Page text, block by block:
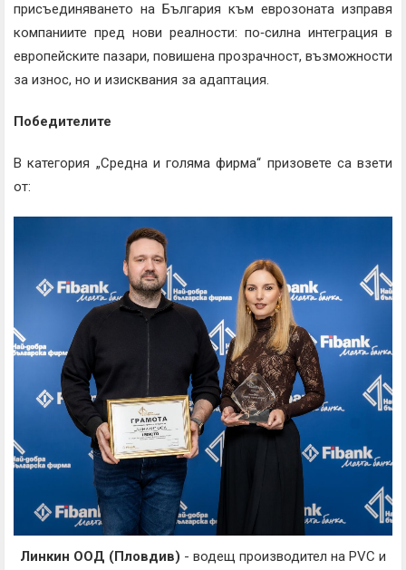
присъединяването на България към еврозоната изправя
компаниите пред нови реалности: по‑силна интеграция в
европейските пазари, повишена прозрачност, възможности
за износ, но и изисквания за адаптация.
Победителите
В категория „Средна и голяма фирма“ призовете са взети
от:
Линкин ООД (Пловдив) - водещ производител на PVC и